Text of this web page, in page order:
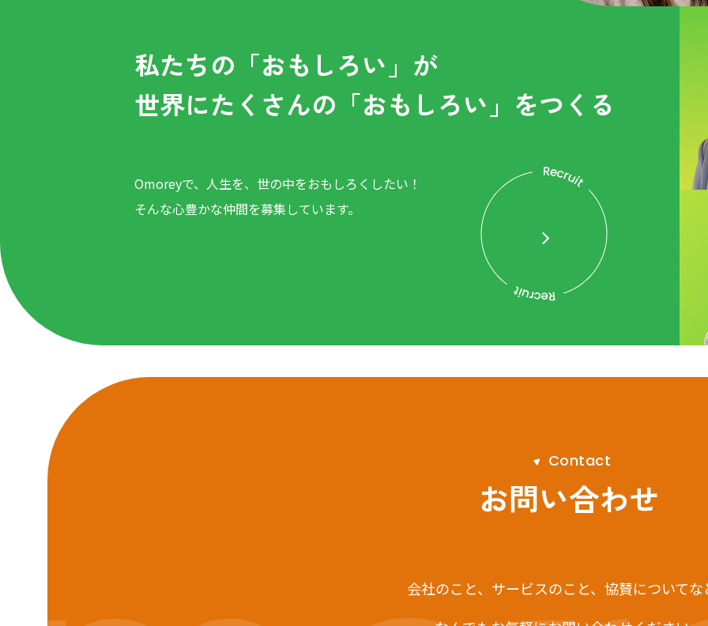
私たちの「おもしろい」が
世界にたくさんの 「おもしろい」をつくる
Omoreyで、人生を、世の中をおもしろくしたい！
そんな心豊かな仲間を募集しています。
Contact
お問い合わせ
会社のこと、サービスのこと、 協賛についてな